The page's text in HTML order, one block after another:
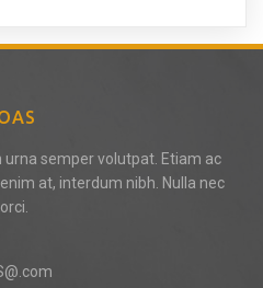
urna semper volutpat. Etiam ac
at, interdum nibh. Nulla nec